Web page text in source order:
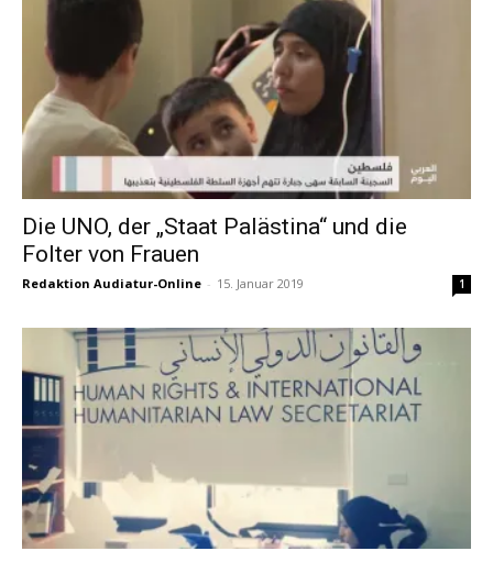
Die UNO, der „Staat Palästina“ und die
Folter von Frauen
Redaktion Audiatur-Online - 15. Januar 2019 1